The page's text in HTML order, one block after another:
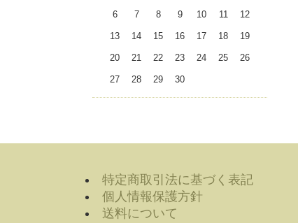
6 7 8 9 10 11 12
13 14 15 16 17 18 19
20 21 22 23 24 25 26
27 28 29 30
特定商取引法に基づく表記
個人情報保護方針
送料について